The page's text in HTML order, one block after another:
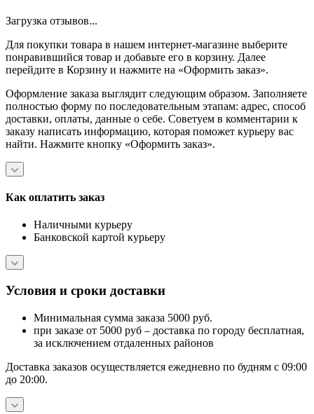
Загрузка отзывов...
Для покупки товара в нашем интернет-магазине выберите
понравившийся товар и добавьте его в корзину. Далее
перейдите в Корзину и нажмите на «Оформить заказ».
Оформление заказа выглядит следующим образом. Заполняете
полностью форму по последовательным этапам: адрес, способ
доставки, оплаты, данные о себе. Советуем в комментарии к
заказу написать информацию, которая поможет курьеру вас
найти. Нажмите кнопку «Оформить заказ».
Как оплатить заказ
Наличными курьеру
Банковской картой курьеру
Условия и сроки доставки
Минимальная сумма заказа 5000 руб.
при заказе от 5000 руб – доставка по городу бесплатная,
за исключением отдаленных районов
Доставка заказов осуществляется ежедневно по будням с 09:00
до 20:00.